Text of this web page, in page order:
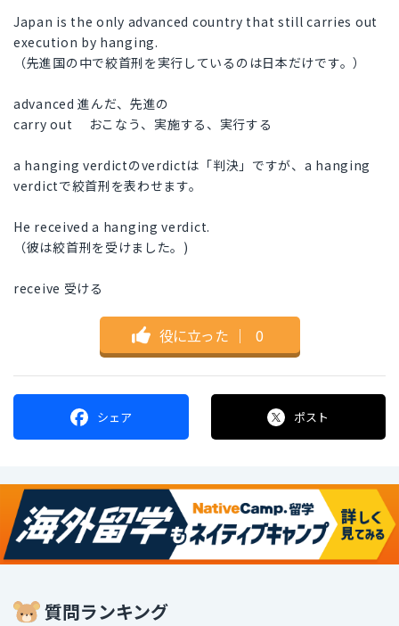
Japan is the only advanced country that still carries out
execution by hanging.
（先進国の中で絞首刑を実行しているのは日本だけです。）
advanced 進んだ、先進の
carry out おこなう、実施する、実行する
a hanging verdictのverdictは「判決」ですが、a hanging
verdictで絞首刑を表わせます。
He received a hanging verdict.
（彼は絞首刑を受けました。)
receive 受ける
役に立った ｜ 0
シェア ポスト
質問ランキング